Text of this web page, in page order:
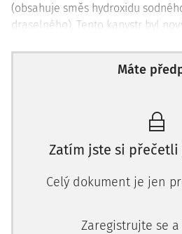
(obsahuje směs hydroxidu
draselného). Tento kanystr byl
Servírka J. N. logicky
minerální vodou byl již zašlý
určené do my
Máte
Zatím jste si
Celý dokument je jen
Zaregistrujte se